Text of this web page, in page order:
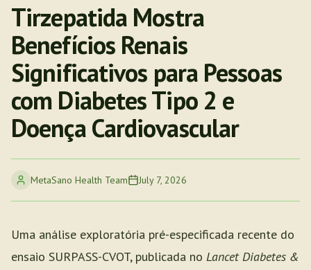
Tirzepatida Mostra
Benefícios Renais
Significativos para Pessoas
com Diabetes Tipo 2 e
Doença Cardiovascular
MetaSano Health Team July 7, 2026
Uma análise exploratória pré-especificada recente do
ensaio SURPASS-CVOT, publicada no Lancet Diabetes &